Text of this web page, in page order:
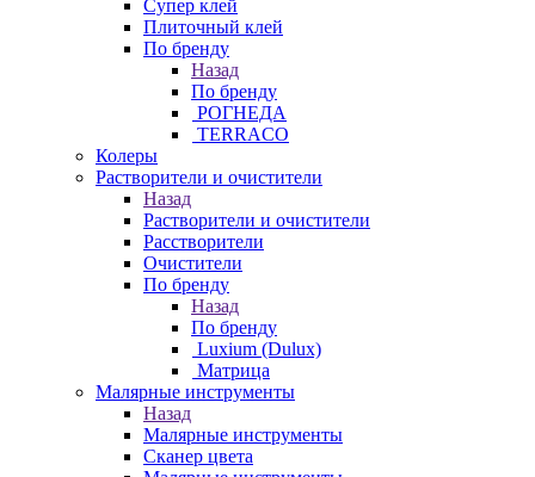
Супер клей
Плиточный клей
По бренду
Назад
По бренду
РОГНЕДА
TERRACO
Колеры
Растворители и очистители
Назад
Растворители и очистители
Расстворители
Очистители
По бренду
Назад
По бренду
Luxium (Dulux)
Матрица
Малярные инструменты
Назад
Малярные инструменты
Сканер цвета